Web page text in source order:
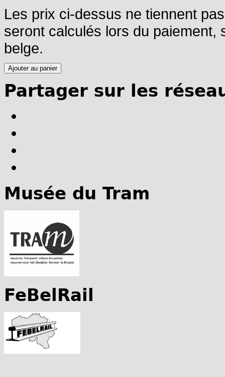
Les prix ci-dessus ne tiennent
seront calculés lors du paiement,
belge.
Partager sur les
Musée du Tram
FeBelRail